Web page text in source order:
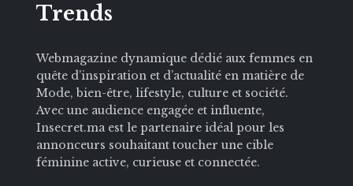
Trends
Webmagazine dynamique dédié aux femmes en
quête d’inspiration et d’actualité en matière de
Mode, bien-être, lifestyle, culture et société.
Avec une audience engagée et influente,
Insecret.ma est le partenaire idéal pour les
annonceurs souhaitant toucher une cible
féminine active, curieuse et connectée.